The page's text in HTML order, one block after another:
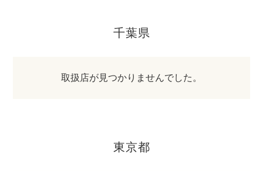
千葉県
取扱店が見つかりませんでした。
東京都